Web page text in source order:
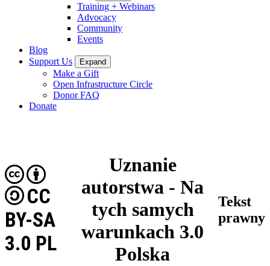
Training + Webinars
Advocacy
Community
Events
Blog
Support Us
Expand
Make a Gift
Open Infrastructure Circle
Donor FAQ
Donate
Uznanie
autorstwa - Na
tych samych
warunkach 3.0
Polska
CC
BY-SA
3.0 PL
Tekst
prawny